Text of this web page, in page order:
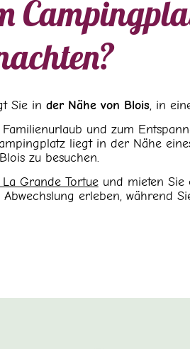
Sie in der Nähe von Blois, in
und zum
liegt in der Nähe
zu besuchen.
Grande Tortueund mieten Sie
erleben, während